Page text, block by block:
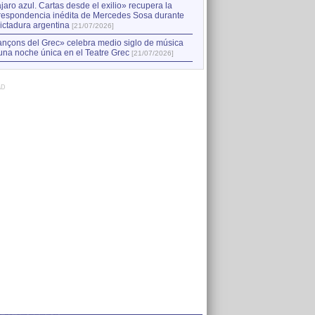
azul. Cartas desde el exilio» recupera la
inédita de Mercedes Sosa durante
argentina [21/07/2026]
del Grec» celebra medio siglo de música
noche única en el Teatre Grec [21/07/2026]